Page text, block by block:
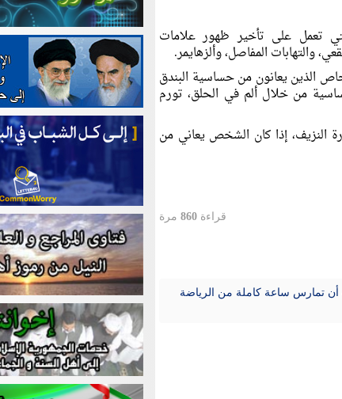
تعمل على تأخير ظهور علامات
والتهابات المفاصل، وألزهايمر.
الذين يعانون من حساسية البندق
من خلال ألم في الحلق، تورم
النزيف، إذا كان الشخص يعاني من
قراءة 860مرة
تمارس ساعة كاملة من الرياضة